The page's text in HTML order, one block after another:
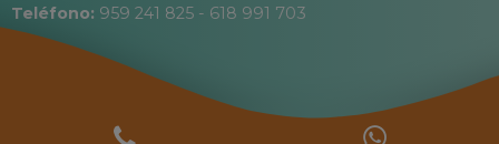
Teléfono: 959 241 825 - 618 991 703